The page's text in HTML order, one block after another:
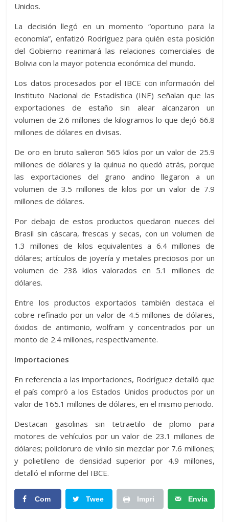
Unidos.
La decisión llegó en un momento “oportuno para la
economía”, enfatizó Rodríguez para quién esta posición
del Gobierno reanimará las relaciones comerciales de
Bolivia con la mayor potencia económica del mundo.
Los datos procesados por el IBCE con información del
Instituto Nacional de Estadística (INE) señalan que las
exportaciones de estaño sin alear alcanzaron un
volumen de 2.6 millones de kilogramos lo que dejó 66.8
millones de dólares en divisas.
De oro en bruto salieron 565 kilos por un valor de 25.9
millones de dólares y la quinua no quedó atrás, porque
las exportaciones del grano andino llegaron a un
volumen de 3.5 millones de kilos por un valor de 7.9
millones de dólares.
Por debajo de estos productos quedaron nueces del
Brasil sin cáscara, frescas y secas, con un volumen de
1.3 millones de kilos equivalentes a 6.4 millones de
dólares; artículos de joyería y metales preciosos por un
volumen de 238 kilos valorados en 5.1 millones de
dólares.
Entre los productos exportados también destaca el
cobre refinado por un valor de 4.5 millones de dólares,
óxidos de antimonio, wolfram y concentrados por un
monto de 2.4 millones, respectivamente.
Importaciones
En referencia a las importaciones, Rodríguez detalló que
el país compró a los Estados Unidos productos por un
valor de 165.1 millones de dólares, en el mismo periodo.
Destacan gasolinas sin tetraetilo de plomo para
motores de vehículos por un valor de 23.1 millones de
dólares; policloruro de vinilo sin mezclar por 7.6 millones;
y polietileno de densidad superior por 4.9 millones,
detalló el informe del IBCE.
Com Twee Impri Envia